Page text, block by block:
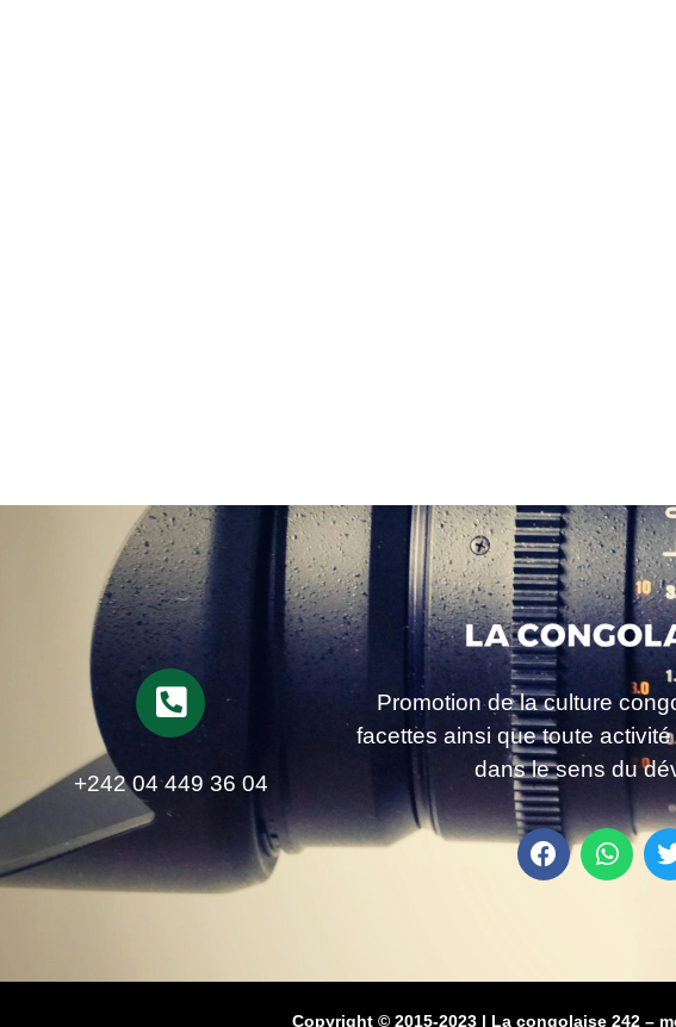
+242 04 449 36 04
Promotion de la culture
facettes ainsi que toute
dans le sens du
Copyright © 2015-2023 | La congolaise 242 –